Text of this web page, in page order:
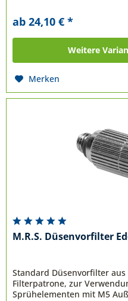
ab 24,10 € *
Weitere
Merken
M.R.S. Düsenvorfilter
Standard Düsenvorfilter
Filterpatrone, zur
Sprühelementen mit M5